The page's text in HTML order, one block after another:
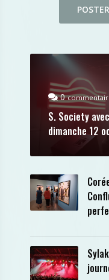
0
S. Society
dimanche 12